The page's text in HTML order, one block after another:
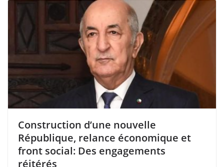
Construction d’une nouvelle
République, relance économique et
front social: Des engagements
réitérés